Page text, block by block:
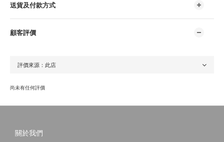
送貨及付款方式
顧客評價
尚未有任何評價
關於我們